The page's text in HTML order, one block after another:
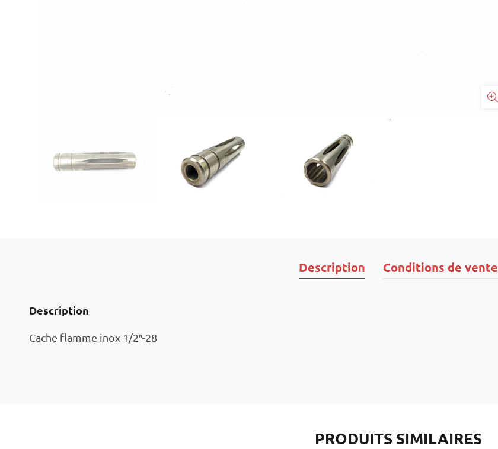
Description Conditions de vente
Description
Cache flamme inox 1/2″-28
PRODUITS SIMILAIRES